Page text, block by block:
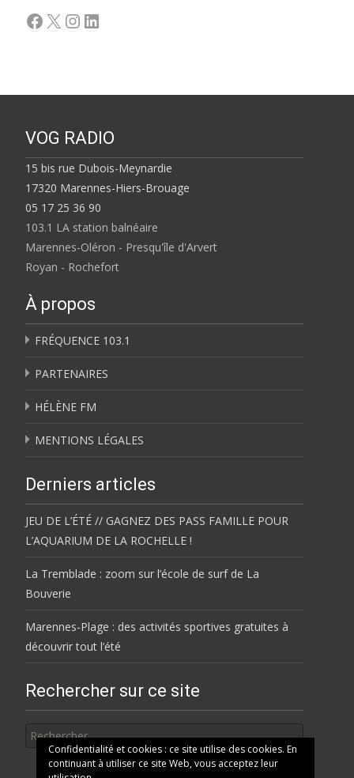
Facebook
X Instagram
LinkedIn
VOG RADIO
15 bis rue Dubois-Meynardie
17320 Marennes-Hiers-Brouage
05 17 25 36 90
103.1 LA station balnéaire
Marennes-Oléron - Presqu'île d'Arvert
Royan - Rochefort
À propos
FRÉQUENCE 103.1
PARTENAIRES
HÉLÈNE FM
MENTIONS LÉGALES
Derniers articles
JEU DE L’ÉTÉ // GAGNEZ DES PASS FAMILLE POUR
L’AQUARIUM DE LA ROCHELLE !
La Tremblade : zoom sur l’école de surf de La
Bouverie
Marennes-Plage : des activités sportives gratuites à
découvrir tout l’été
Rechercher sur ce site
Confidentialité et cookies : ce site utilise des cookies. En
continuant à utiliser ce site Web, vous acceptez leur